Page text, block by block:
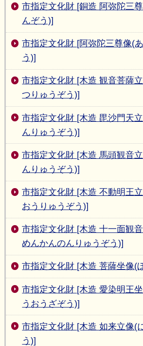
市指定文化財 [銅造 阿弥陀三
んぞう)]
市指定文化財 [阿弥陀三尊像(
う)]
市指定文化財 [木造 観音菩薩
つりゅうぞう)]
市指定文化財 [木造 毘沙門天
んりゅうぞう)]
市指定文化財 [木造 馬頭観音
んりゅうぞう)]
市指定文化財 [木造 不動明王
おうりゅうぞう)]
市指定文化財 [木造 十一面観
めんかんのんりゅうぞう)]
市指定文化財 [木造 菩薩坐像(
市指定文化財 [木造 愛染明王
うおうざぞう)]
市指定文化財 [木造 如来立像(
う)]